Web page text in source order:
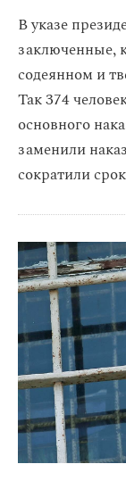
В указе
заключенные,
содеянном и
Так 374
основного
заменили
сократили